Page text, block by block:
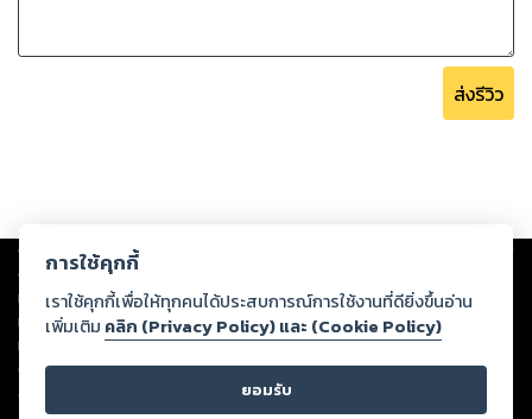
ส่งรีวิว
Copyright © 2026
ต่อผลงานหรือเนื้อหาใดที่อัปโหลดผ่านเว็บไซต์และปรากฏว่าละเมิดสิทธิใน
ทรัพย์สินทางปัญญาของบุคคลอื่นหรือขัดต่อกฎหมายและศีลธรรม ดังนั้น ผู้อ่าน
ทุกท่านโปรดใช้วิจารณญาณในการกลั่นกรองด้วยตนเอง และหากท่านพบว่าส่วน
หนึ่งส่วนใดขัดต่อกฎหมายและศีลธรรม กรุณาแจ้งมายังบริษัท เพื่อทีมงานจะได้
ดำเนินการในทันที ทั้งนี้ ทางสตอรี่ล็อกขอสงวนลิขสิทธิ์ตามพระราชบัญญัติ
ลิขสิทธิ์ พ.ศ. 2537 (ฉบับล่าสุด)
การใช้คุกกี้
เราใช้คุกกี้เพื่อให้ทุกคนได้ประสบการณ์การใช้งานที่ดียิ่งขึ้นอ่าน
เพิ่มเติม คลิก (Privacy Policy) และ (Cookie Policy)
ยอมรับ